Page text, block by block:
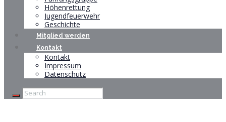
Höhenrettung
Jugendfeuerwehr
Geschichte
Mitglied werden
Kontakt
Kontakt
Impressum
Datenschutz